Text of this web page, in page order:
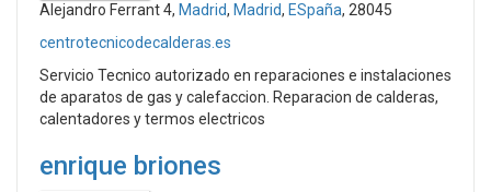
Alejandro Ferrant 4, Madrid, Madrid, ESpaña, 28045
centrotecnicodecalderas.es
Servicio Tecnico autorizado en reparaciones e instalaciones
de aparatos de gas y calefaccion. Reparacion de calderas,
calentadores y termos electricos
enrique briones